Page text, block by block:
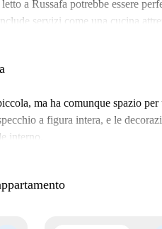
a Russafa potrebbe essere
servizi come una cucina
è disponibile, ma il Wi-Fi è
di Valencia che offre numerose
Falla Cádiz-Los Centelles e
per mangiare e divertirsi.
provare diverse esperienze
ma ha comunque spazio
a figura intera, e le
interno.